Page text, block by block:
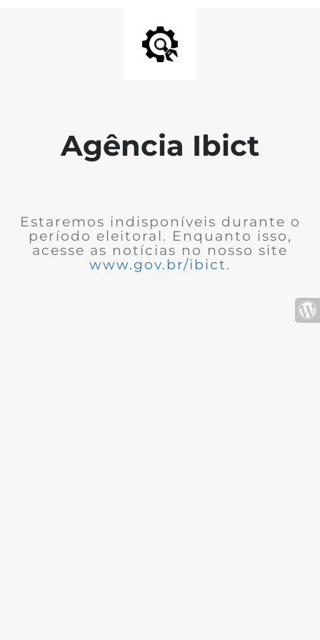
Agência Ibict
Estaremos indisponíveis durante o
período eleitoral. Enquanto isso,
acesse as notícias no nosso site
www.gov.br/ibict.